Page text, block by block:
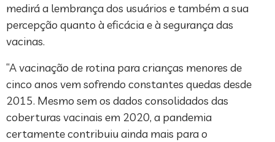
medirá a lembrança dos usuários e também a sua
percepção quanto à eficácia e à segurança das
vacinas.
“A vacinação de rotina para crianças menores de
cinco anos vem sofrendo constantes quedas desde
2015. Mesmo sem os dados consolidados das
coberturas vacinais em 2020, a pandemia
certamente contribuiu ainda mais para o